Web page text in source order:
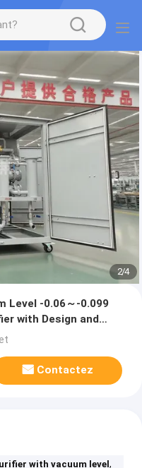
2/4
Level -0.06～-0.099
with Design and
Contactez
with vacuum level,